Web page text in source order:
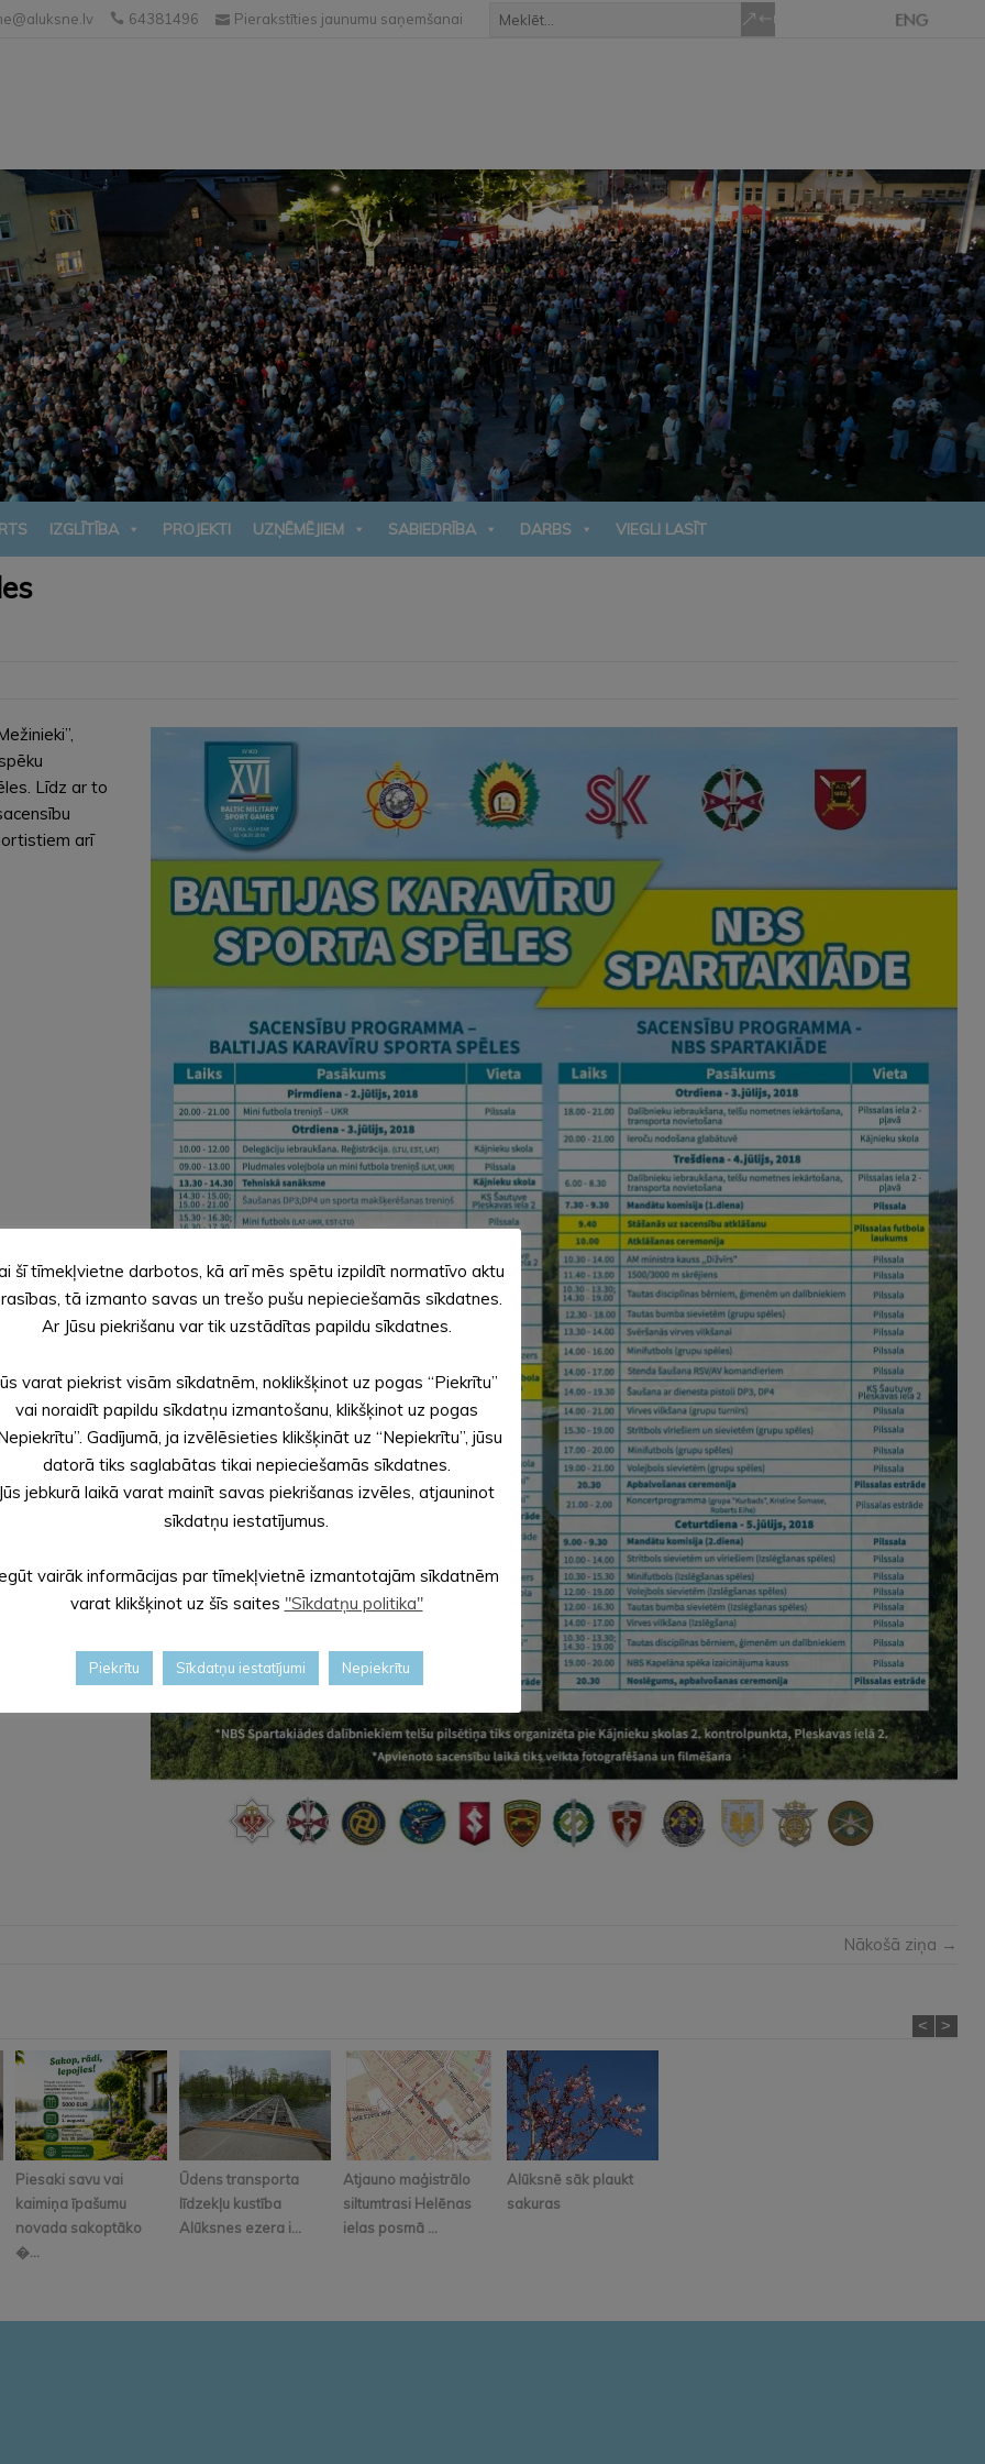
64381496 Pierakstīties jaunumu saņemšanai
IZGLĪTĪBA PROJEKTI UZŅĒMĒJIEM SABIEDRĪBA DARBS VIEGLI LASĪT
Līdz ar to
arī
Nākošā ziņa →
Piesaki savu vai
kaimiņa īpašumu
novada sakoptāko
�...
Ūdens transporta
līdzekļu kustība
Alūksnes ezera i...
Atjauno maģistrālo
siltumtrasi Helēnas
ielas posmā ...
Alūksnē sāk plaukt
sakuras
< >
šī tīmekļvietne darbotos, kā arī mēs spētu izpildīt normatīvo aktu
tā izmanto savas un trešo pušu nepieciešamās sīkdatnes.
Ar Jūsu piekrišanu var tik uzstādītas papildu sīkdatnes.
varat piekrist visām sīkdatnēm, noklikšķinot uz pogas “Piekrītu”
vai noraidīt papildu sīkdatņu izmantošanu, klikšķinot uz pogas
Gadījumā, ja izvēlēsieties klikšķināt uz “Nepiekrītu”, jūsu
datorā tiks saglabātas tikai nepieciešamās sīkdatnes.
Jūs jebkurā laikā varat mainīt savas piekrišanas izvēles, atjauninot
sīkdatņu iestatījumus.
vairāk informācijas par tīmekļvietnē izmantotajām sīkdatnēm
varat klikšķinot uz šīs saites "Sīkdatņu politika"
Piekrītu Sīkdatņu iestatījumi Nepiekrītu